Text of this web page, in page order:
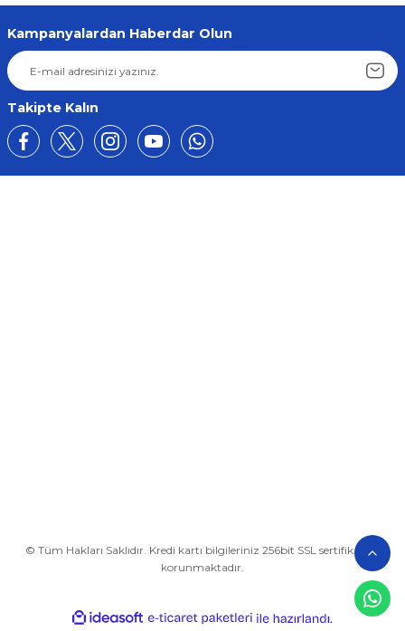
Kampanyalardan Haberdar Olun
Takipte Kalın
© Tüm Hakları Saklıdır. Kredi kartı bilgileriniz 256bit SSL sertifikası ile
korunmaktadır.
ideasoft
e-